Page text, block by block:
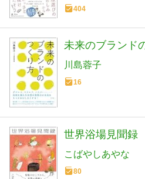
404
未来のブランド
川島蓉子
16
世界浴場見聞録
こばやしあやな
80